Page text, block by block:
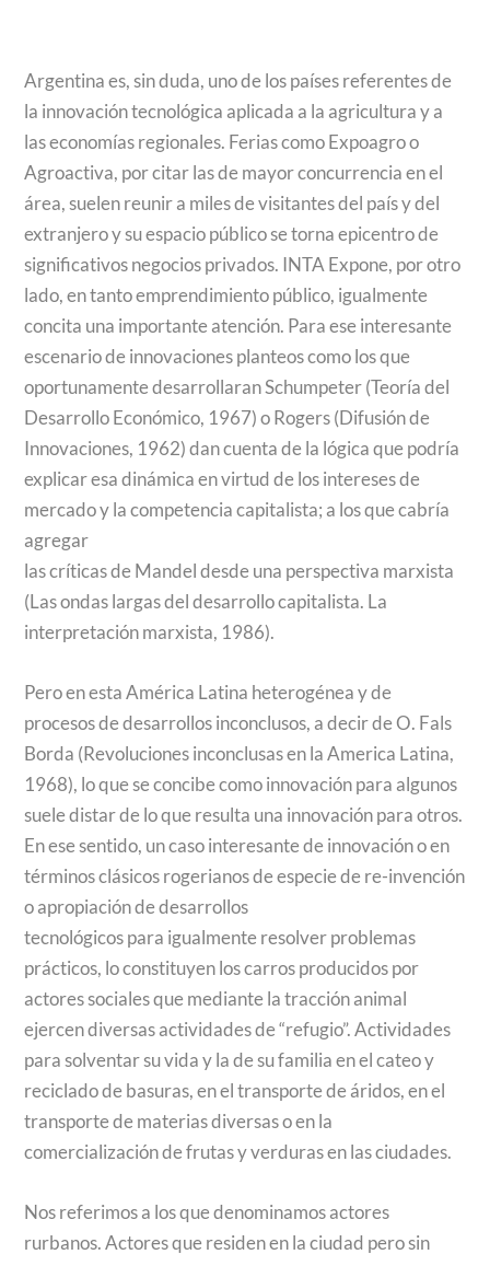
Argentina es, sin duda, uno de los países referentes de
la innovación tecnológica aplicada a la agricultura y a
las economías regionales. Ferias como Expoagro o
Agroactiva, por citar las de mayor concurrencia en el
área, suelen reunir a miles de visitantes del país y del
extranjero y su espacio público se torna epicentro de
significativos negocios privados. INTA Expone, por otro
lado, en tanto emprendimiento público, igualmente
concita una importante atención. Para ese interesante
escenario de innovaciones planteos como los que
oportunamente desarrollaran Schumpeter (Teoría del
Desarrollo Económico, 1967) o Rogers (Difusión de
Innovaciones, 1962) dan cuenta de la lógica que podría
explicar esa dinámica en virtud de los intereses de
mercado y la competencia capitalista; a los que cabría
agregar
las críticas de Mandel desde una perspectiva marxista
(Las ondas largas del desarrollo capitalista. La
interpretación marxista, 1986).
Pero en esta América Latina heterogénea y de
procesos de desarrollos inconclusos, a decir de O. Fals
Borda (Revoluciones inconclusas en la America Latina,
1968), lo que se concibe como innovación para algunos
suele distar de lo que resulta una innovación para otros.
En ese sentido, un caso interesante de innovación o en
términos clásicos rogerianos de especie de re-invención
o apropiación de desarrollos
tecnológicos para igualmente resolver problemas
prácticos, lo constituyen los carros producidos por
actores sociales que mediante la tracción animal
ejercen diversas actividades de “refugio”. Actividades
para solventar su vida y la de su familia en el cateo y
reciclado de basuras, en el transporte de áridos, en el
transporte de materias diversas o en la
comercialización de frutas y verduras en las ciudades.
Nos referimos a los que denominamos actores
rurbanos. Actores que residen en la ciudad pero sin